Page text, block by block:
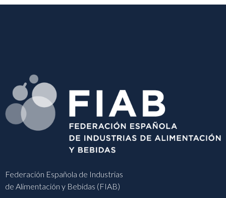
Federación Española de Industrias
de Alimentación y Bebidas (FIAB)